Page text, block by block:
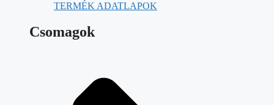
TERMÉK ADATLAPOK
Csomagok